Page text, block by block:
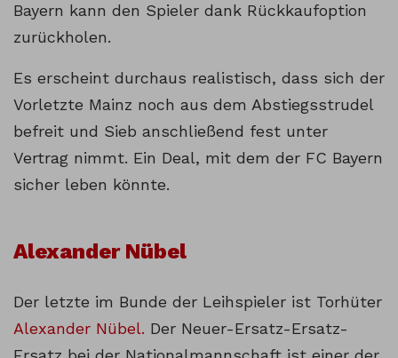
Bayern kann den Spieler dank Rückkaufoption
zurückholen.
Es erscheint durchaus realistisch, dass sich der
Vorletzte Mainz noch aus dem Abstiegsstrudel
befreit und Sieb anschließend fest unter
Vertrag nimmt. Ein Deal, mit dem der FC Bayern
sicher leben könnte.
Alexander Nübel
Der letzte im Bunde der Leihspieler ist Torhüter
Alexander Nübel. Der Neuer-Ersatz-Ersatz-